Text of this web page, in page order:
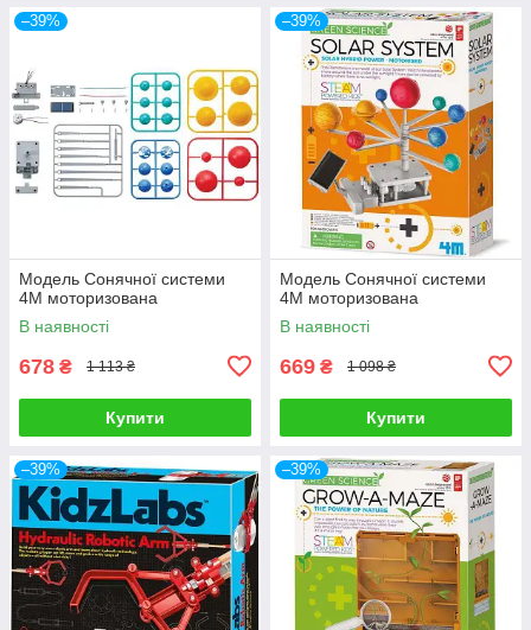
–39%
Модель Сонячної системи
4M моторизована
В наявності
678 ₴ 1 113 ₴
Купити
–39%
Модель Сонячної системи
4M моторизована
В наявності
669 ₴ 1 098 ₴
Купити
–39% –39%